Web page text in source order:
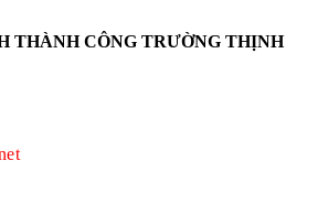
THÀNH CÔNG TRƯỜNG THỊNH